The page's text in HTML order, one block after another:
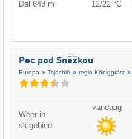
Dal 643 m
12/22 °C
Pec pod Sněžkou
Europa Tsjechië regio Königgrätz
Weer in
skigebied
vandaag